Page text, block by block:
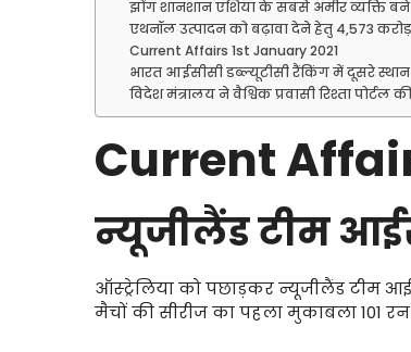
झोंग शानशान एशिया के सबसे अमीर व्यक्ति बने
एथनॉल उत्पादन को बढ़ावा देने हेतु 4,573
Current Affairs 1st January 2021
भारत आईसीसी डब्ल्यूटीसी रैंकिंग में दूसरे
विदेश मंत्रालय ने वैश्विक प्रवासी रिश्ता
Current
न्यूजीलैंड टीम
ऑस्ट्रेलिया को पछाड़कर न्यूजीलैंड टीम
मैचों की सीरीज का पहला मुकाबला 101